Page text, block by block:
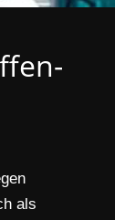
als